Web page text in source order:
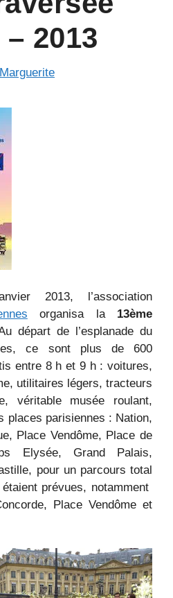
2013
Marguerite
2013, l’association
organisa la 13ème
départ de l’esplanade du
ce sont plus de 600
entre 8 h et 9 h : voitures,
utilitaires légers, tracteurs
véritable musée roulant,
places parisiennes : Nation,
Place Vendôme, Place de
Elysée, Grand Palais,
pour un parcours total
prévues, notamment
Place Vendôme et